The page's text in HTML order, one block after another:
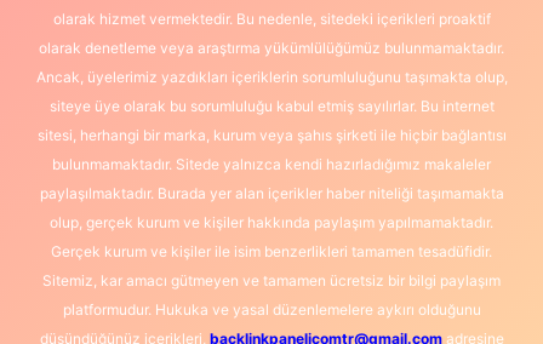
olarak hizmet vermektedir. Bu nedenle, sitedeki içerikleri proaktif
olarak denetleme veya araştırma yükümlülüğümüz bulunmamaktadır.
Ancak, üyelerimiz yazdıkları içeriklerin sorumluluğunu taşımakta olup,
siteye üye olarak bu sorumluluğu kabul etmiş sayılırlar. Bu internet
sitesi, herhangi bir marka, kurum veya şahıs şirketi ile hiçbir bağlantısı
bulunmamaktadır. Sitede yalnızca kendi hazırladığımız makaleler
paylaşılmaktadır. Burada yer alan içerikler haber niteliği taşımamakta
olup, gerçek kurum ve kişiler hakkında paylaşım yapılmamaktadır.
Gerçek kurum ve kişiler ile isim benzerlikleri tamamen tesadüfidir.
Sitemiz, kar amacı gütmeyen ve tamamen ücretsiz bir bilgi paylaşım
platformudur. Hukuka ve yasal düzenlemelere aykırı olduğunu
düşündüğünüz içerikleri, backlinkpanelicomtr@gmail.comadresine